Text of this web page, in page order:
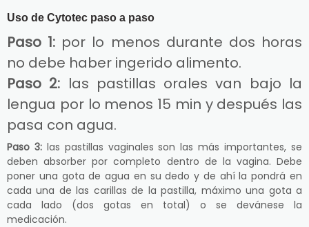
Uso de Cytotec paso a paso
Paso 1: por lo menos durante dos horas
no debe haber ingerido alimento.
Paso 2: las pastillas orales van bajo la
lengua por lo menos 15 min y después las
pasa con agua.
Paso 3:las pastillas vaginales son las más importantes, se
deben absorber por completo dentro de la vagina. Debe
poner una gota de agua en su dedo y de ahí la pondrá en
cada una de las carillas de la pastilla, máximo una gota a
cada lado (dos gotas en total) o se devánese la
medicación.